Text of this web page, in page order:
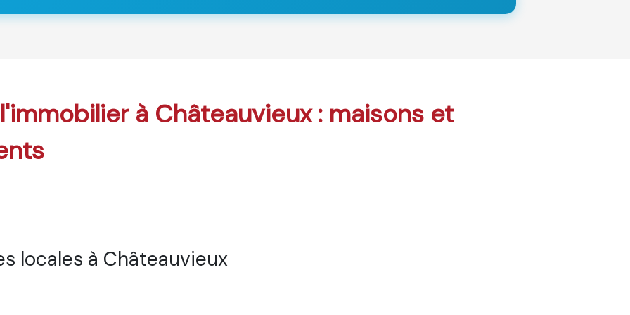
à Châteauvieux : maisons et
locales à Châteauvieux